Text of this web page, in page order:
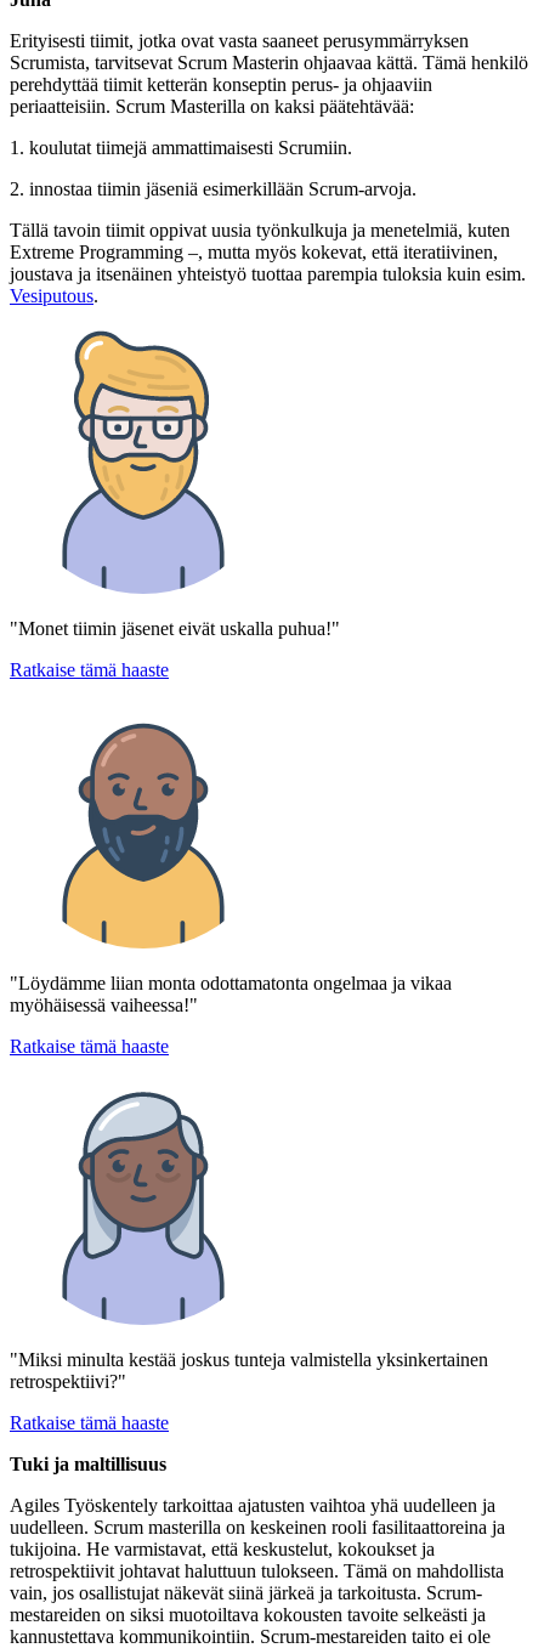
Erityisesti tiimit, jotka ovat vasta saaneet perusymmärryksen
Scrumista, tarvitsevat Scrum Masterin ohjaavaa kättä. Tämä henkilö
perehdyttää tiimit ketterän konseptin perus- ja ohjaaviin
periaatteisiin. Scrum Masterilla on kaksi päätehtävää:
1. koulutat tiimejä ammattimaisesti Scrumiin.
2. innostaa tiimin jäseniä esimerkillään Scrum-arvoja.
Tällä tavoin tiimit oppivat uusia työnkulkuja ja menetelmiä, kuten
Extreme Programming –, mutta myös kokevat, että iteratiivinen,
joustava ja itsenäinen yhteistyö tuottaa parempia tuloksia kuin esim.
Vesiputous.
"Monet tiimin jäsenet eivät uskalla puhua!"
Ratkaise tämä haaste
"Löydämme liian monta odottamatonta ongelmaa ja vikaa
myöhäisessä vaiheessa!"
Ratkaise tämä haaste
"Miksi minulta kestää joskus tunteja valmistella yksinkertainen
retrospektiivi?"
Ratkaise tämä haaste
Tuki ja maltillisuus
Agiles Työskentely tarkoittaa ajatusten vaihtoa yhä uudelleen ja
uudelleen. Scrum masterilla on keskeinen rooli fasilitaattoreina ja
tukijoina. He varmistavat, että keskustelut, kokoukset ja
retrospektiivit johtavat haluttuun tulokseen. Tämä on mahdollista
vain, jos osallistujat näkevät siinä järkeä ja tarkoitusta. Scrum-
mestareiden on siksi muotoiltava kokousten tavoite selkeästi ja
kannustettava kommunikointiin. Scrum-mestareiden taito ei ole